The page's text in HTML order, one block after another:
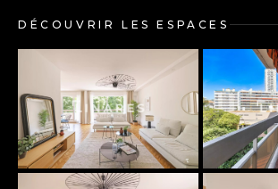
DÉCOUVRIR LES ESPACES